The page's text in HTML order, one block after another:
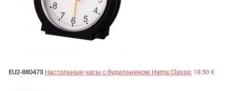
EU2-880473 Настольные часы с будильником Hama Classic 18.50 €